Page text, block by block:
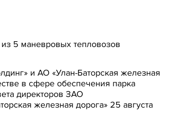
5 маневровых тепловозов
и АО «Улан-Баторская железная
в сфере обеспечения парка
директоров ЗАО
железная дорога» 25 августа